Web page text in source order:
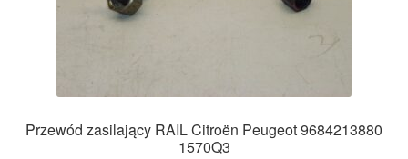
Przewód zasilający RAIL Citroën Peugeot 9684213880
1570Q3